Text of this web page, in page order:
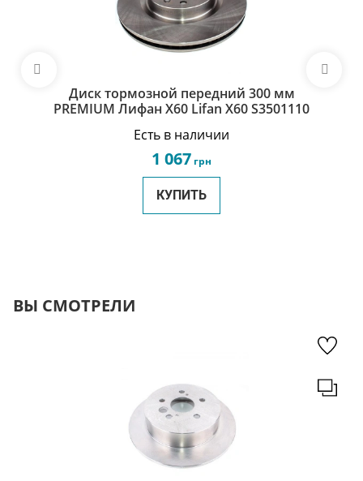
Диск тормозной передний 300 мм
PREMIUM Лифан Х60 Lifan X60 S3501110
Есть в наличии
1 067 грн
КУПИТЬ
ВЫ СМОТРЕЛИ